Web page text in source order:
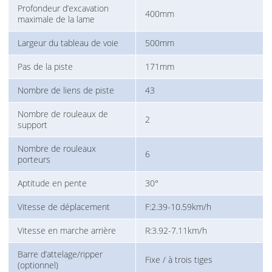
Profondeur d’excavation
maximale de la lame
400mm
Largeur du tableau de voie 500mm
Pas de la piste 171mm
Nombre de liens de piste 43
Nombre de rouleaux de
support
2
Nombre de rouleaux
porteurs
6
Aptitude en pente 30°
Vitesse de déplacement F:2.39-10.59km/h
Vitesse en marche arrière R:3.92-7.11km/h
Barre d’attelage/ripper
(optionnel)
Fixe / à trois tiges